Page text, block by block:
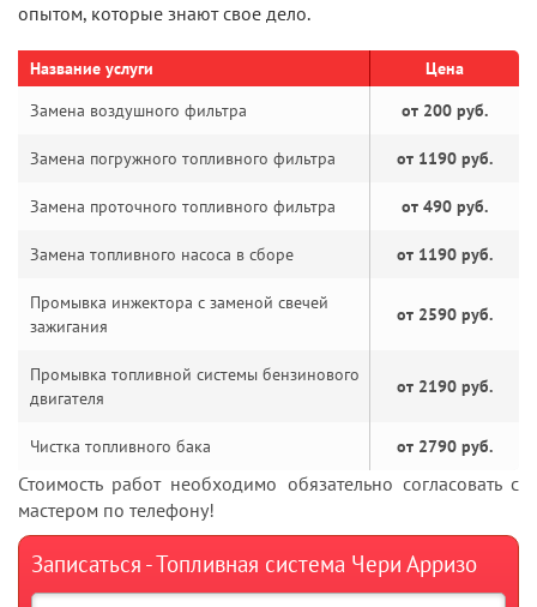
опытом, которые знают свое дело.
Название услуги
Цена
Замена воздушного фильтра
от 200 руб.
Замена погружного топливного фильтра от 1190 руб.
Замена проточного топливного фильтра от 490 руб.
Замена топливного насоса в сборе от 1190 руб.
Промывка инжектора с заменой свечей
зажигания
от 2590 руб.
Промывка топливной системы бензинового
двигателя
от 2190 руб.
Чистка топливного бака от 2790 руб.
Стоимость работ необходимо обязательно согласовать с
мастером по телефону!
Записаться - Топливная система Чери Арризо